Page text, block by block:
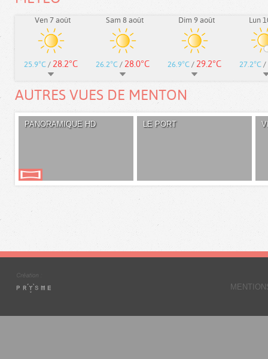
Ven 7 août
25.9°C / 28.2°C
Sam 8 août
26.2°C / 28.0°C
Dim 9 août
26.9°C / 29.2°C
Lun
27.2°C /
AUTRES VUES DE MENTON
PANORAMIQUE HD LE PORT